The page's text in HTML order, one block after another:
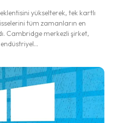
yükselterek, tek kartlı
tüm zamanların en
Cambridge merkezli şirket,